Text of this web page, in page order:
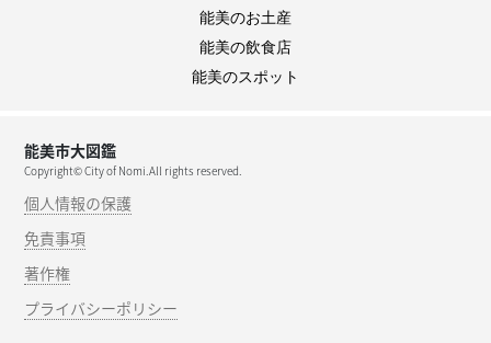
能美のお土産
能美の飲食店
能美のスポット
能美市大図鑑
Copyright© City of Nomi.All rights reserved.
個人情報の保護
免責事項
著作権
プライバシーポリシー